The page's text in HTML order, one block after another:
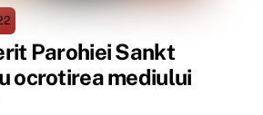
Parohiei Sankt
ocrotirea mediului